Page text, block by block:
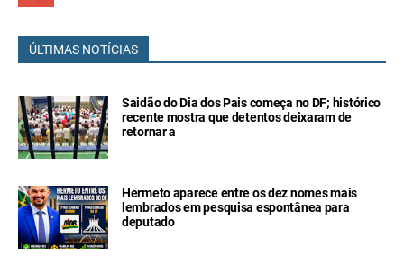
ÚLTIMAS NOTÍCIAS
Saidão do Dia dos Pais começa no DF; histórico
recente mostra que detentos deixaram de
retornar a
Hermeto aparece entre os dez nomes mais
lembrados em pesquisa espontânea para
deputado